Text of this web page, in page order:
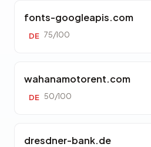
fonts-googleapis.com
DE 75/100
wahanamotorent.com
DE 50/100
dresdner-bank.de